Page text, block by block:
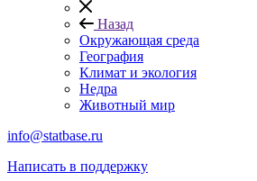
Назад
Окружающая среда
География
Климат и экология
Недра
Животный мир
info@statbase.ru
Написать в поддержку